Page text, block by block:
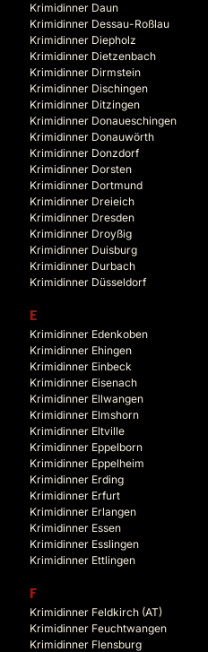
Krimidinner Daun
Krimidinner Dessau-Roßlau
Krimidinner Diepholz
Krimidinner Dietzenbach
Krimidinner Dirmstein
Krimidinner Dischingen
Krimidinner Ditzingen
Krimidinner Donaueschingen
Krimidinner Donauwörth
Krimidinner Donzdorf
Krimidinner Dorsten
Krimidinner Dortmund
Krimidinner Dreieich
Krimidinner Dresden
Krimidinner Droyßig
Krimidinner Duisburg
Krimidinner Durbach
Krimidinner Düsseldorf
E
Krimidinner Edenkoben
Krimidinner Ehingen
Krimidinner Einbeck
Krimidinner Eisenach
Krimidinner Ellwangen
Krimidinner Elmshorn
Krimidinner Eltville
Krimidinner Eppelborn
Krimidinner Eppelheim
Krimidinner Erding
Krimidinner Erfurt
Krimidinner Erlangen
Krimidinner Essen
Krimidinner Esslingen
Krimidinner Ettlingen
F
Krimidinner Feldkirch (AT)
Krimidinner Feuchtwangen
Krimidinner Flensburg